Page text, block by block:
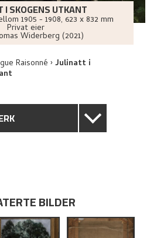
I SKOGENS UTKANT
1905 - 1908, 623 x 832 mm
Privat eier
Widerberg (2021)
Raisonné Julinatt i
BILDER